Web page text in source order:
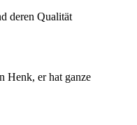
deren Qualität
Henk, er hat ganze